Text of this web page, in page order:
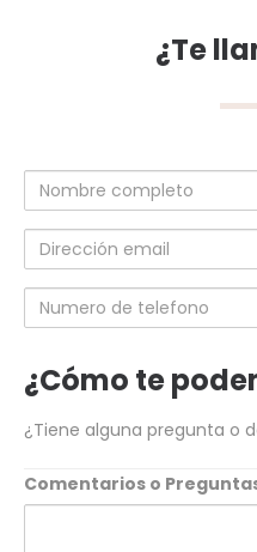
¿Te
Nombre
completo
Dirección
email
Numero
de
¿Cómo te
¿Tiene alguna pregunta o
Comentarios o